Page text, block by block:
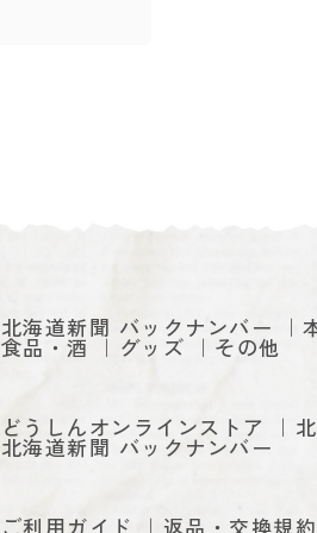
北海道新聞 バックナンバー
食品・酒 グッズ その他
どうしんオンラインストア
北海道新聞 バックナンバー
ご利用ガイド 返品・交換規約